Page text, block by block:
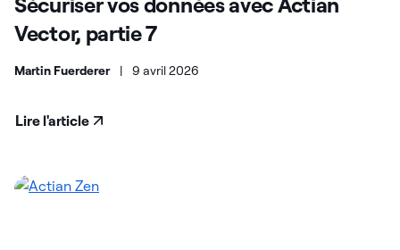
Vector, partie 7
Martin Fuerderer | 9 avril 2026
Lire l'article